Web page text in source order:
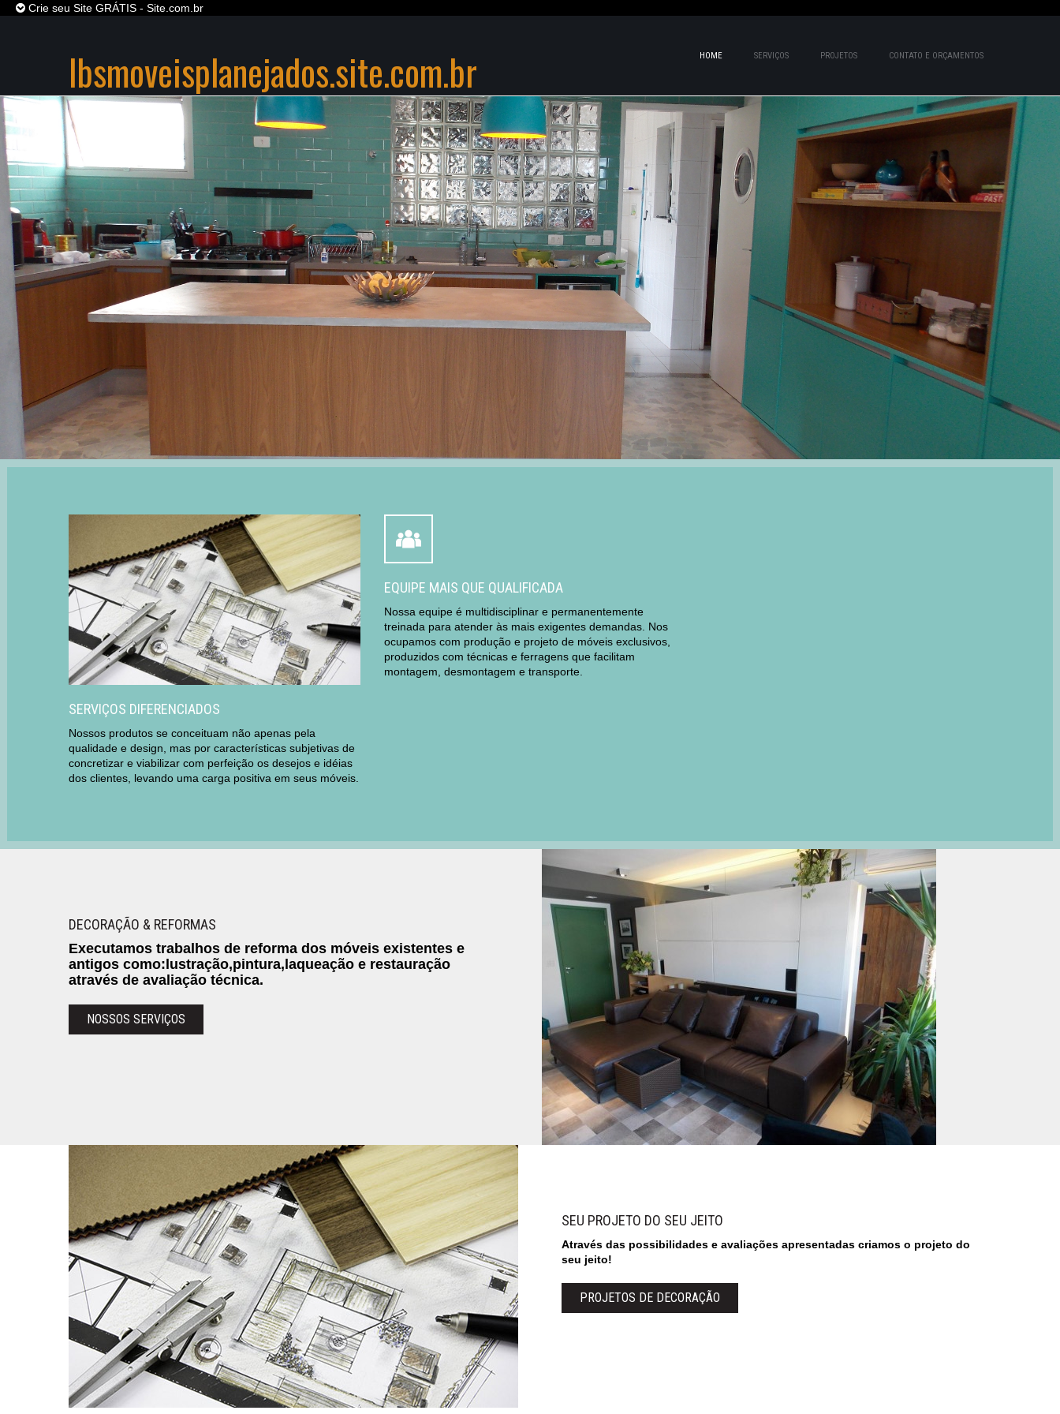
lbsmoveisplanejados.site.com.br HOME SERVIÇOS PROJETOS CONTATO E ORÇAMENTOS
SERVIÇOS DIFERENCIADOS
Nossos produtos se conceituam não apenas pela
qualidade e design, mas por características subjetivas de
concretizar e viabilizar com perfeição os desejos e idéias
dos clientes, levando uma carga positiva em seus móveis.
EQUIPE MAIS QUE QUALIFICADA
Nossa equipe é multidisciplinar e permanentemente
treinada para atender às mais exigentes demandas. Nos
ocupamos com produção e projeto de móveis exclusivos,
produzidos com técnicas e ferragens que facilitam
montagem, desmontagem e transporte.
DECORAÇÃO & REFORMAS
Executamos trabalhos de reforma dos móveis existentes e
antigos como:lustração,pintura,laqueação e restauração
através de avaliação técnica.
NOSSOS SERVIÇOS
SEU PROJETO DO SEU JEITO
Através das possibilidades e avaliações apresentadas criamos o projeto do
seu jeito!
PROJETOS DE DECORAÇÃO
Crie seu Site GRÁTIS - Site.com.br
SITE GRÁTIS ,
DIVERSOS MODELOS DE SITES PARA VOCÊ
INICIAR SEU PROJETO !
CRIE JÁ O SEU SITE
FREE WEBSITE HOSTING,
FREE EMAIL, FREE SSL, NO WEBSITE ADS !
START YOUR FREE HOSTING NOW